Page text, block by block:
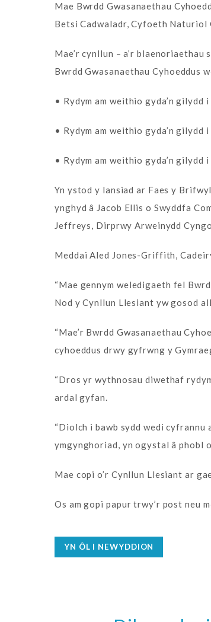
Mae Bwrdd Gwasanaethau
Betsi Cadwaladr, Cyfoeth
Mae’r cynllun – a’r
Bwrdd Gwasanaethau Cyhoeddus
• Rydym am weithio gyda’n
• Rydym am weithio gyda’n
• Rydym am weithio gyda’n gilydd
Yn ystod y lansiad ar Faes y
ynghyd â Jacob Ellis o Swyddfa
Jeffreys, Dirprwy Arweinydd
Meddai Aled Jones-Griffith,
“Mae gennym weledigaeth fel
Nod y Cynllun Llesiant yw gosod
“Mae’r Bwrdd Gwasanaethau
cyhoeddus drwy gyfrwng y
“Dros yr wythnosau diwethaf
ardal gyfan.
“Diolch i bawb sydd wedi cyfrannu
ymgynghoriad, yn ogystal â phobl
Mae copi o’r Cynllun Llesiant ar
Os am gopi papur trwy’r post neu
YN ÔL I NEWYDDION